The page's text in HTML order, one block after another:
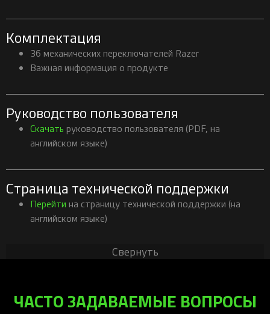
Комплектация
36 механических переключателей Razer
Важная информация о продукте
Руководство пользователя
Скачать руководство пользователя (PDF, на
английском языке)
Страница технической поддержки
Перейти на страницу технической поддержки (на
английском языке)
Свернуть
ЧАСТО ЗАДАВАЕМЫЕ ВОПРОСЫ